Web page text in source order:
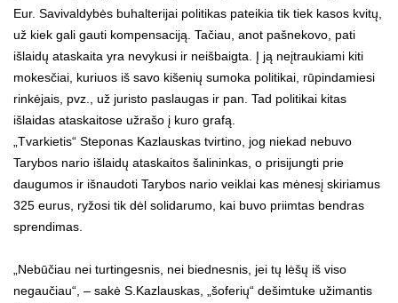
Eur. Savivaldybės buhalterijai politikas pateikia tik tiek kasos kvitų,
už kiek gali gauti kompensaciją. Tačiau, anot pašnekovo, pati
išlaidų ataskaita yra nevykusi ir neišbaigta. Į ją neįtraukiami kiti
mokesčiai, kuriuos iš savo kišenių sumoka politikai, rūpindamiesi
rinkėjais, pvz., už juristo paslaugas ir pan. Tad politikai kitas
išlaidas ataskaitose užrašo į kuro grafą.
„Tvarkietis“ Steponas Kazlauskas tvirtino, jog niekad nebuvo
Tarybos nario išlaidų ataskaitos šalininkas, o prisijungti prie
daugumos ir išnaudoti Tarybos nario veiklai kas mėnesį skiriamus
325 eurus, ryžosi tik dėl solidarumo, kai buvo priimtas bendras
sprendimas.
„Nebūčiau nei turtingesnis, nei biednesnis, jei tų lėšų iš viso
negaučiau“, – sakė S.Kazlauskas, „šoferių“ dešimtuke užimantis